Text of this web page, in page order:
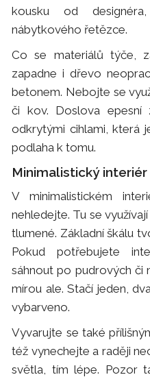
kousku od
nábytkového řetězce.
Co se materiálů týče,
zapadne i dřevo
betonem. Nebojte se
či kov. Doslova
odkrytými cihlami, která
podlaha k tomu.
Minimalistický interiér
V minimalistickém
nehledejte. Tu se
tlumené. Základní škálu
Pokud potřebujete
sáhnout po pudrových či
mírou ale. Stačí jeden,
vybarveno.
Vyvarujte se také
též vynechejte a raději
světla, tím lépe. Pozor